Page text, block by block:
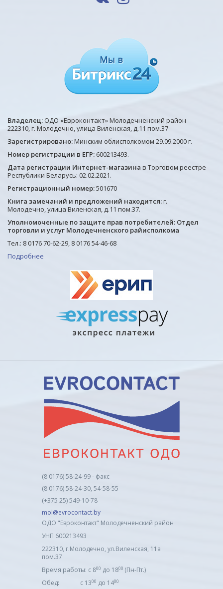
Владелец:ОДО «Евроконтакт» Молодечненский район
222310, г. Молодечно, улица Виленская, д.11 пом.37
Зарегистрировано:Минским облисполкомом 29.09.2000 г.
Номер регистрации в ЕГР: 600213493.
Дата регистрации Интернет-магазина в Торговом реестре
Республики Беларусь: 02.02.2021.
Регистрационный номер:501670
Книга замечаний и предложений находится:г.
Молодечно, улица Виленская, д.11 пом.37.
Уполномоченные по защите прав потребителей: Отдел
торговли и услуг Молодечненского райисполкома
Тел.: 8 0176 70-62-29, 8 0176 54-46-68
Подробнее
(8 0176) 58-24-99 - факс
(8 0176) 58-24-30, 54-58-55
(+375 25) 549-10-78
mol@evrocontact.by
ОДО "Евроконтакт" Молодечненский район
УНП 600213493
222310, г.Молодечно, ул.Виленская, 11а
пом.37
Время работы: с 800 до 1800 (Пн-Пт.)
Обед: с 1300 до 1400